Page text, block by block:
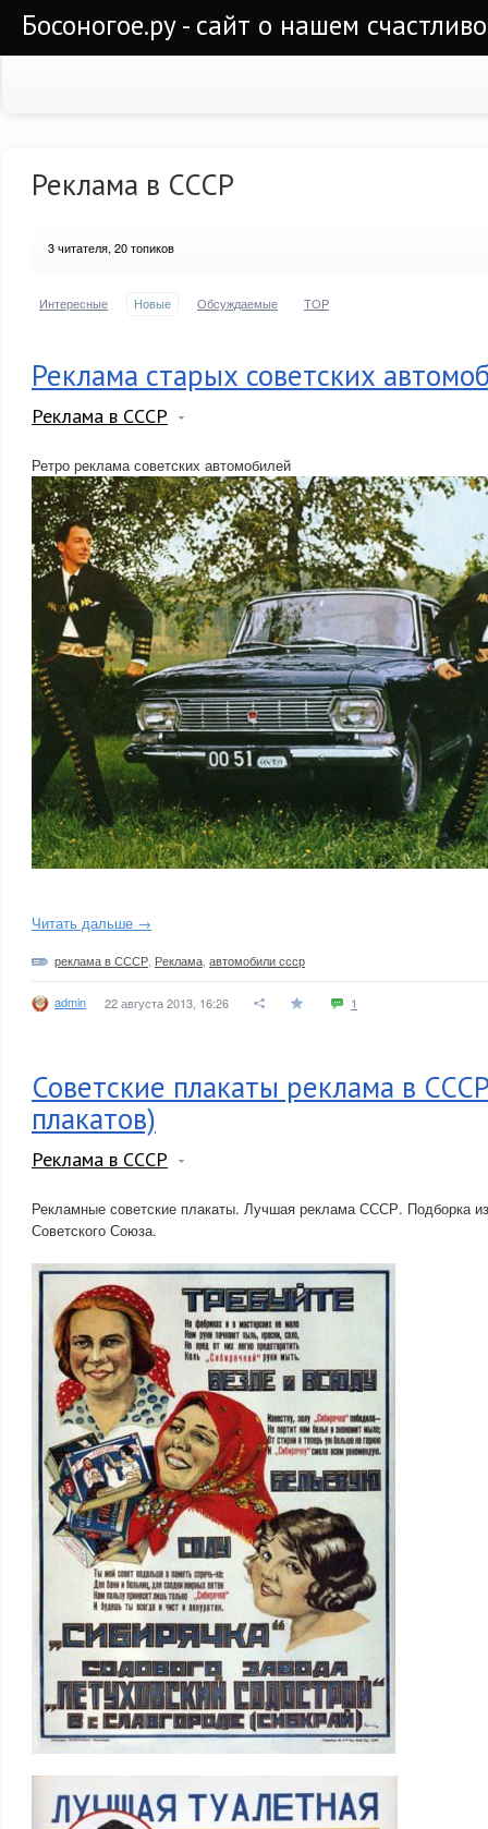
Босоногое.ру - сайт о нашем
Реклама в СССР
3читателя, 20 топиков
Интересные Новые Обсуждаемые TOP
Реклама старых советских
Реклама в СССР
Ретро реклама советских автомобилей
Читать дальше →
реклама в СССР Реклама автомобили ссср
admin 22 августа 2013, 16:26 1
Советские плакаты реклама в
плакатов)
Реклама в СССР
Рекламные советские плакаты. Лучшая реклама СССР. Подборка
Советского Союза.